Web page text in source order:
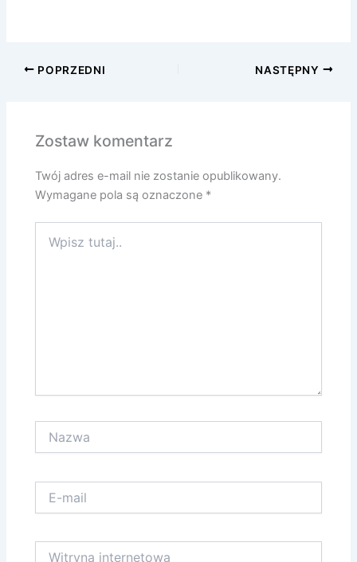
POPRZEDNI NASTĘPNY
Zostaw komentarz
Twój adres e-mail nie zostanie opublikowany.
Wymagane pola są oznaczone *
tutaj..
mail